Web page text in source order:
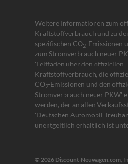
Weitere Informationen zum
Kraftstoffverbrauch und zu
spezifischen CO2-Emissionen
zum Stromverbrauch neuer
'Leitfaden über den offiziellen
Kraftstoffverbrauch, die
CO2-Emissionen und den
Stromverbrauch neuer PKW'
werden, der an allen
'Deutschen Automobil
unentgeltlich erhältlich ist
© 2026 Discount-Neuwagen.com,